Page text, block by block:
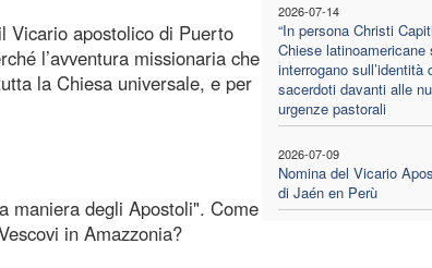
2026-07-14
“In persona Christi
Chiese latinoamericane
interrogano sull’identità
sacerdoti davanti alle
urgenze pastorali
2026-07-09
Nomina del Vicario
di Jaén en Perù
Vicario apostolico di Puerto
l’avventura missionaria che
la Chiesa universale, e per
maniera degli Apostoli". Come
in Amazzonia?